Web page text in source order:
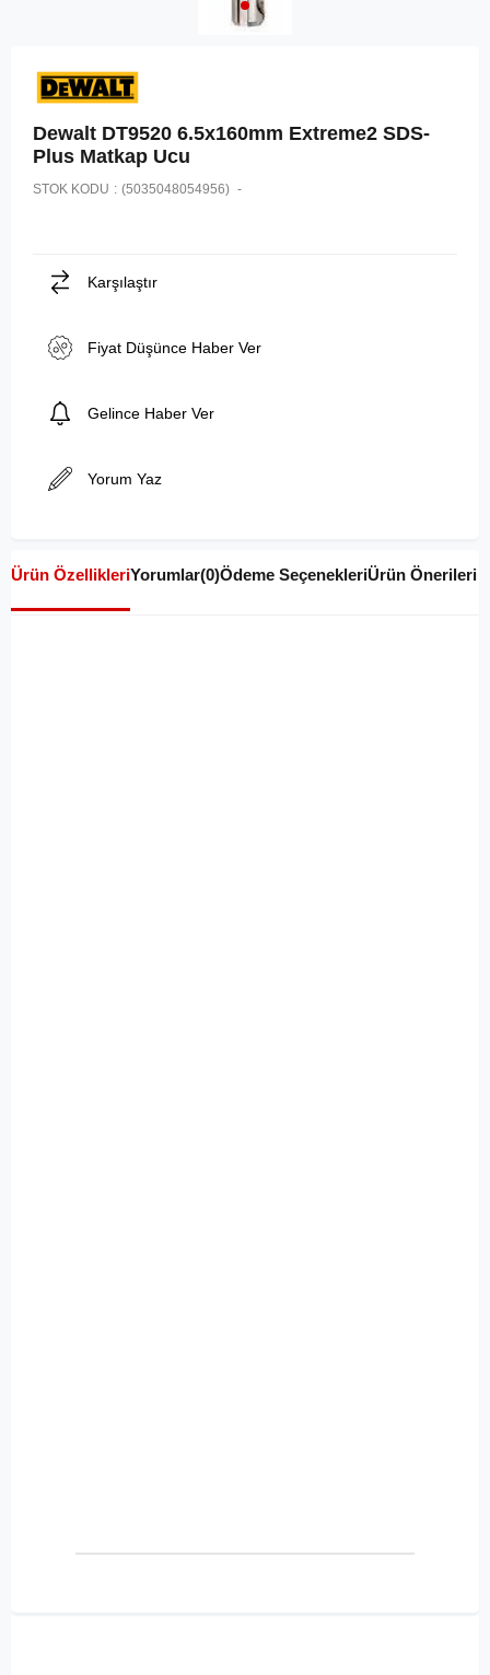
Dewalt DT9520 6.5x160mm Extreme2 SDS-
Plus Matkap Ucu
STOK KODU (5035048054956)
Karşılaştır
Fiyat Düşünce Haber Ver
Gelince Haber Ver
Yorum Yaz
Ürün ÖzellikleriYorumlar(0)Ödeme SeçenekleriÜrün Önerileri